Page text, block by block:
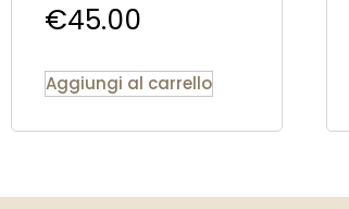
€45.00
Aggiungi al carrello